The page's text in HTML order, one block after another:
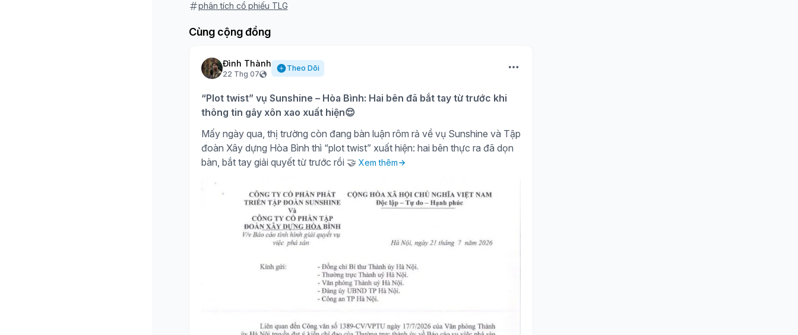
phân tích cổ phiếu TLG
Cùng cộng đồng
Đình Thành
22 Thg 07
Theo Dõi
“Plot twist” vụ Sunshine – Hòa Bình: Hai bên đã bắt tay từ trước khi
thông tin gây xôn xao xuất hiện😌
Mấy ngày qua, thị trường còn đang bàn luận rôm rả về vụ Sunshine và Tập
đoàn Xây dựng Hòa Bình thì “plot twist” xuất hiện: hai bên thực ra đã dọn
bàn, bắt tay giải quyết từ trước rồi 🤝 Xem thêm